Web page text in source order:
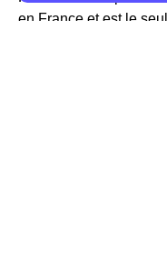
en France et est le